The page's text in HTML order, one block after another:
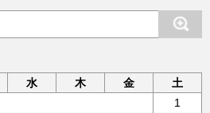
水 木 金
土
1